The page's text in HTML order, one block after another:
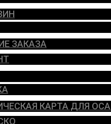
ЗАКАЗА
КАРТА ДЛЯ